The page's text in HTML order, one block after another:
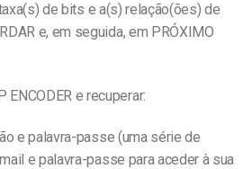
de bits e a(s) relação(ões) de
e, em seguida, em PRÓXIMO
ENCODER e recuperar:
e palavra-passe (uma série de
e palavra-passe para aceder à sua